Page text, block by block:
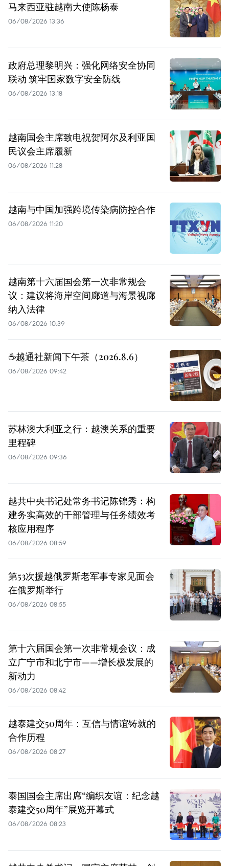
马来西亚驻越南大使陈杨泰
06/08/2026 13:36
政府总理黎明兴：强化网络安全协同
联动 筑牢国家数字安全防线
06/08/2026 13:18
越南国会主席致电祝贺阿尔及利亚国
民议会主席履新
06/08/2026 11:28
越南与中国加强跨境传染病防控合作
06/08/2026 11:20
越南第十六届国会第一次非常规会
议：建议将海岸空间廊道与海景视廊
纳入法律
06/08/2026 10:39
☕️越通社新闻下午茶（2026.8.6）
06/08/2026 09:42
苏林澳大利亚之行：越澳关系的重要
里程碑
06/08/2026 09:36
越共中央书记处常务书记陈锦秀：构
建务实高效的干部管理与任务绩效考
核应用程序
06/08/2026 08:59
第53次援越俄罗斯老军事专家见面会
在俄罗斯举行
06/08/2026 08:55
第十六届国会第一次非常规会议：成
立广宁市和北宁市——增长极发展的
新动力
06/08/2026 08:42
越泰建交50周年：互信与情谊铸就的
合作历程
06/08/2026 08:27
泰国国会主席出席“编织友谊：纪念越
泰建交50周年”展览开幕式
06/08/2026 08:23